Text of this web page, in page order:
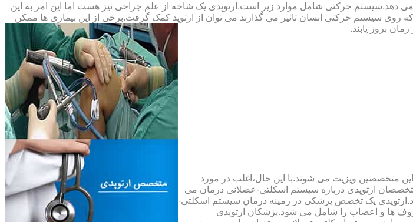
حرکتی شامل موارد زیر است.ارتوپدی یک شاخه از علم جراحی نیز هست اما این امر به این
سیستم حرکتی انسان تاثیر می گذارند می توان از ارتوپد کمک گرفت.برخی از این بیماری ها ممکن
بروز یابند.
این متخصصین ویزیت می شوند.با این حال،اغلب در مورد
ارتوپدی درباره سیستم اسکلتی-عضلانی درمان می
یک تخصص پزشکی در زمینه درمان سیستم اسکلتی-
ها و اعصاب را شامل می شود.پزشکان ارتوپدی